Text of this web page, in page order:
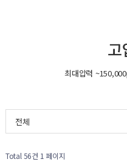
고
최대압력
전체
Total 56건 1 페이지